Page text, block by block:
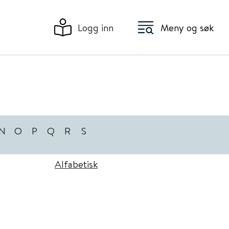
Logg inn Meny og søk
O P Q R S
Alfabetisk